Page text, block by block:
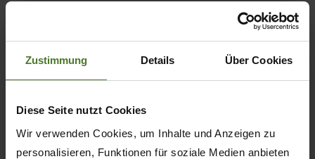
Zustimmung Details Über Cookies
Diese Seite nutzt Cookies
Wir verwenden Cookies, um Inhalte und Anzeigen zu
personalisieren, Funktionen für soziale Medien anbieten